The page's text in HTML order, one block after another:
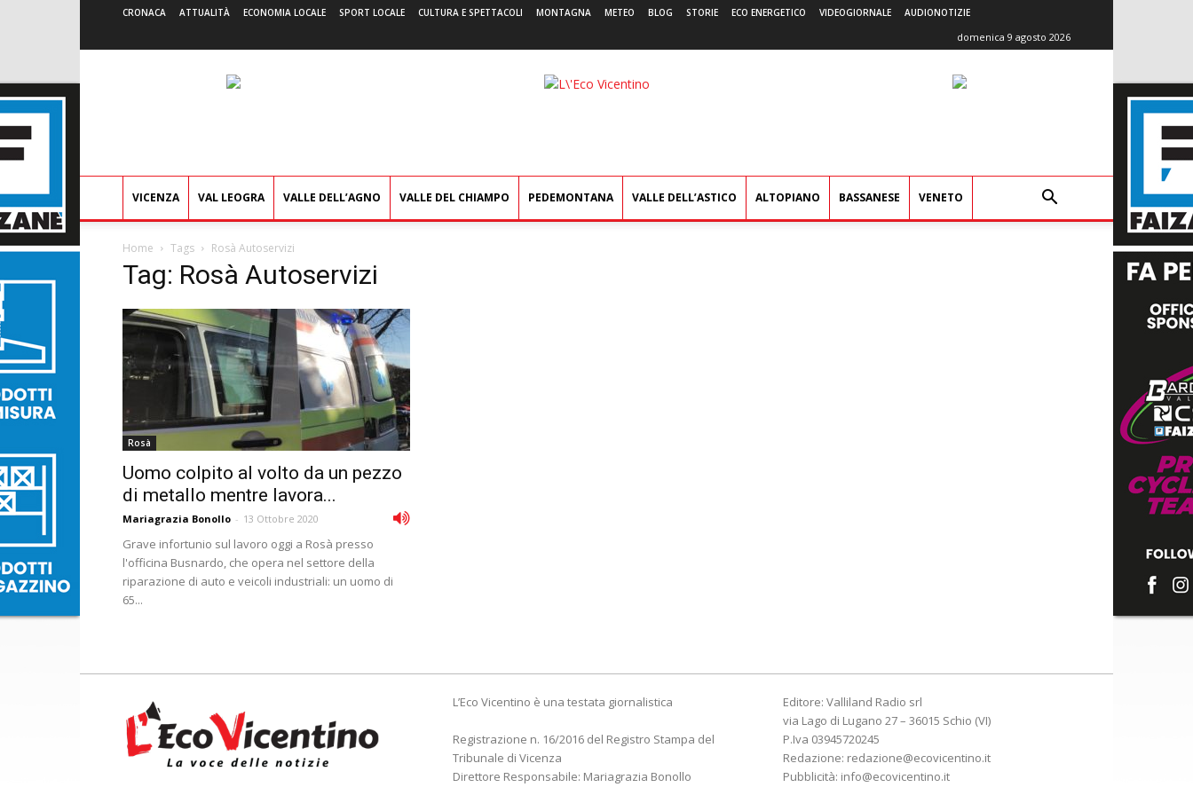
CRONACA ATTUALITÀ ECONOMIA LOCALE SPORT LOCALE CULTURA E SPETTACOLI MONTAGNA METEO BLOG STORIE ECO ENERGETICO VIDEOGIORNALE AUDIONOTIZIE
domenica 9 agosto 2026
L'Eco
VICENZA VAL LEOGRA VALLE DELL’AGNO VALLE DEL CHIAMPO PEDEMONTANA VALLE DELL’ASTICO ALTOPIANO BASSANESE VENETO
Home Tags Rosà Autoservizi
Tag: Rosà Autoservizi
Rosà
Uomo colpito al volto da un pezzo
di metallo mentre lavora...
Mariagrazia Bonollo - 13 Ottobre 2020
Grave infortunio sul lavoro oggi a Rosà presso
l'officina Busnardo, che opera nel settore della
riparazione di auto e veicoli industriali: un uomo di
65...
L’Eco Vicentino è una testata giornalistica
Registrazione n. 16/2016 del Registro Stampa del
Tribunale di Vicenza
Direttore Responsabile: Mariagrazia Bonollo
Editore: Valliland Radio srl
via Lago di Lugano 27 – 36015 Schio (VI)
P.Iva 03945720245
Redazione: redazione@ecovicentino.it
Pubblicità: info@ecovicentino.it